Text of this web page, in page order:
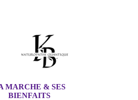
MARCHE & SES
BIENFAITS